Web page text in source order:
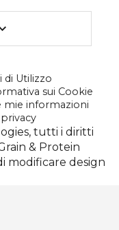
di Utilizzo
sui Cookie
mie informazioni
tutti i diritti
& Protein
modificare design